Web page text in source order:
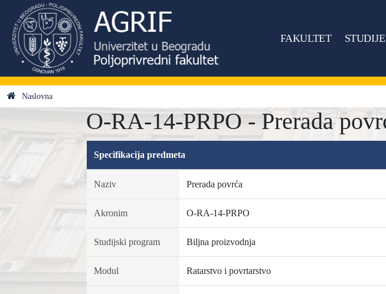
FAKULTET STUDIJE
Naslovna
O-RA-14-PRPO - Prerada
Specifikacija predmeta
Naziv Prerada povrća
Akronim O-RA-14-PRPO
Studijski program Biljna proizvodnja
Modul Ratarstvo i povrtarstvo